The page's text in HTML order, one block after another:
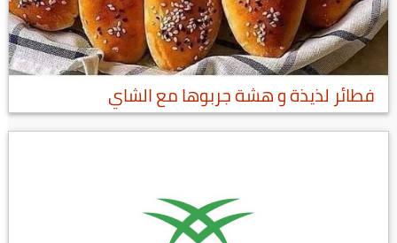
فطائر لذيذة و هشة جربوها مع الشاي